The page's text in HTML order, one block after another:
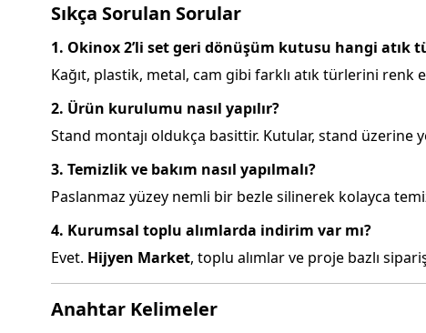
Sıkça Sorulan Sorular
1. Okinox 2’li set geri dönüşüm kutusu hangi atık
Kağıt, plastik, metal, cam gibi farklı atık türlerini renk
2. Ürün kurulumu nasıl yapılır?
Stand montajı oldukça basittir. Kutular, stand üzerine
3. Temizlik ve bakım nasıl yapılmalı?
Paslanmaz yüzey nemli bir bezle silinerek kolayca
4. Kurumsal toplu alımlarda indirim var mı?
Evet. Hijyen Market, toplu alımlar ve proje bazlı
Anahtar Kelimeler